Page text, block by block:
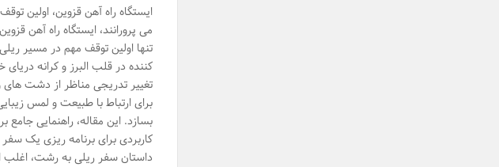
ایستگاه راه آهن قزوین، اولین
می پرورانند، ایستگاه راه آهن
تنها اولین توقف مهم در مسیر
کننده در قلب البرز و کرانه
تغییر تدریجی مناظر از دشت
برای ارتباط با طبیعت و لمس
بسازد. این مقاله، راهنمایی
کاربردی برای برنامه ریزی یک
داستان سفر ریلی به رشت، اغلب